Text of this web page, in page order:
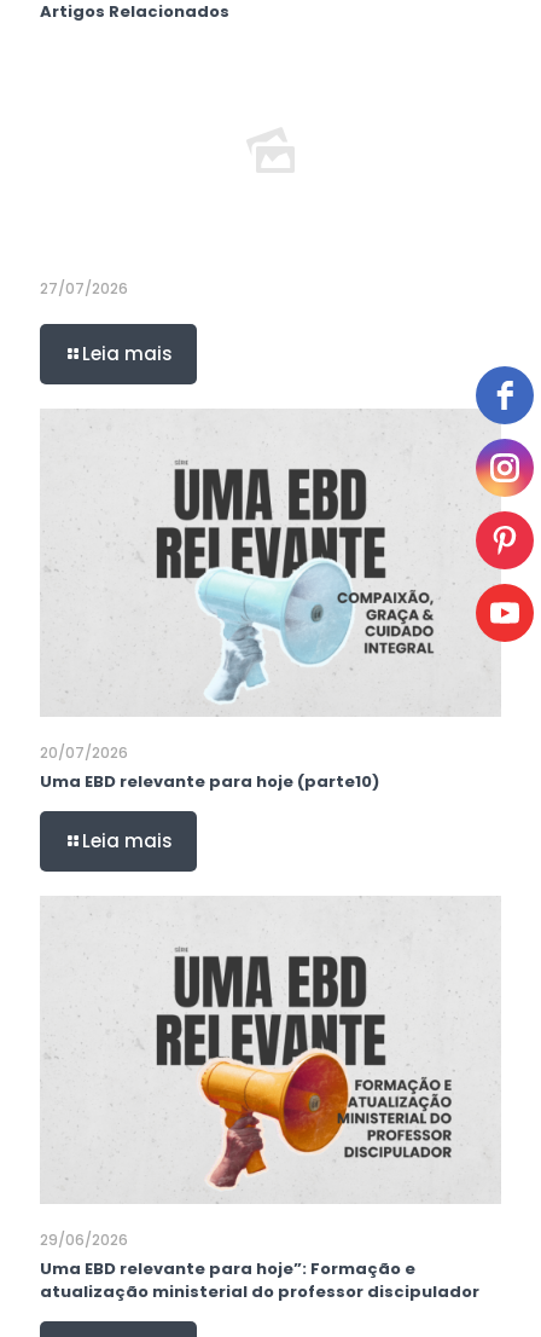
Artigos Relacionados
27/07/2026
Leia mais
20/07/2026
Uma EBD relevante para hoje (parte10)
Leia mais
29/06/2026
Uma EBD relevante para hoje”: Formação e
atualização ministerial do professor discipulador